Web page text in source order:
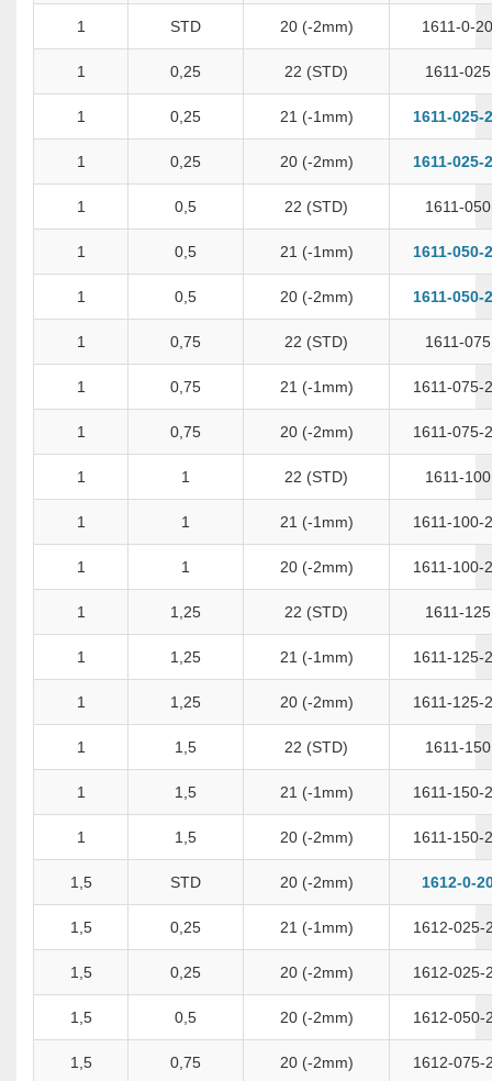
1 STD 20 (-2mm) 1611-0-20
1 0,25 22 (STD) 1611-025
1 0,25 21 (-1mm) 1611-025-
1 0,25 20 (-2mm) 1611-025-
1 0,5 22 (STD) 1611-050
1 0,5 21 (-1mm) 1611-050-
1 0,5 20 (-2mm) 1611-050-
1 0,75 22 (STD) 1611-075
1 0,75 21 (-1mm) 1611-075-
1 0,75 20 (-2mm) 1611-075-
1 1 22 (STD) 1611-100
1 1 21 (-1mm) 1611-100-
1 1 20 (-2mm) 1611-100-
1 1,25 22 (STD) 1611-125
1 1,25 21 (-1mm) 1611-125-
1 1,25 20 (-2mm) 1611-125-
1 1,5 22 (STD) 1611-150
1 1,5 21 (-1mm) 1611-150-
1 1,5 20 (-2mm) 1611-150-
1,5 STD 20 (-2mm) 1612-0-
1,5 0,25 21 (-1mm) 1612-025-
1,5 0,25 20 (-2mm) 1612-025-
1,5 0,5 20 (-2mm) 1612-050-
1,5 0,75 20 (-2mm) 1612-075-